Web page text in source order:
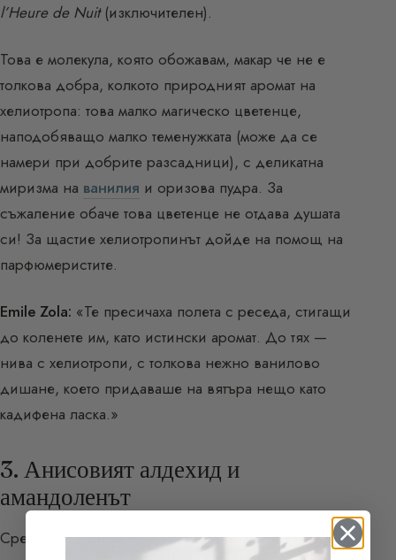
l’Heure de Nuit(изключителен).
Това е молекула, която обожавам, макар че не е
толкова добра, колкото природният аромат на
хелиотропа: това малко магическо цветенце,
наподобяващо малко теменужката (може да се
намери при добрите разсадници), с деликатна
миризма на ванилия и оризова пудра. За
съжаление обаче това цветенце не отдава душата
си! За щастие хелиотропинът дойде на помощ на
парфюмеристите.
Emile Zola: «Те пресичаха полета с реседа, стигащи
до коленете им, като истински аромат. До тях —
нива с хелиотропи, с толкова нежно ванилово
дишане, което придаваше на вятъра нещо като
кадифена ласка.»
3. Анисовият алдехид и
амандоленът
Сред леко бадемовите нотки може да се вземе